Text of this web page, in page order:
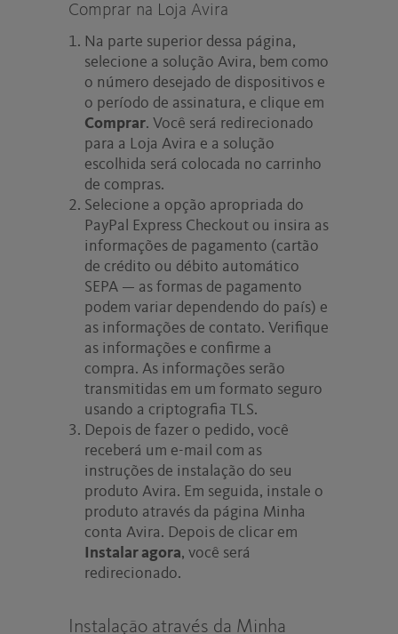
Comprar na Loja Avira
Na parte superior dessa página,
selecione a solução Avira, bem como
o número desejado de dispositivos e
o período de assinatura, e clique em
Comprar. Você será redirecionado
para a Loja Avira e a solução
escolhida será colocada no carrinho
de compras.
Selecione a opção apropriada do
PayPal Express Checkout ou insira as
informações de pagamento (cartão
de crédito ou débito automático
SEPA — as formas de pagamento
podem variar dependendo do país) e
as informações de contato. Verifique
as informações e confirme a
compra. As informações serão
transmitidas em um formato seguro
usando a criptografia TLS.
Depois de fazer o pedido, você
receberá um e-mail com as
instruções de instalação do seu
produto Avira. Em seguida, instale o
produto através da página Minha
conta Avira. Depois de clicar em
Instalar agora, você será
redirecionado.
Instalação através da Minha